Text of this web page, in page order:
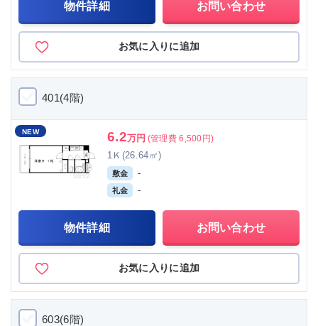
物件詳細 お問い合わせ
お気に入りに追加
401(4階)
NEW 6.2万円 (管理費 6,500円)
1Ｋ(26.64㎡)
敷金 -
礼金 -
物件詳細 お問い合わせ
お気に入りに追加
603(6階)